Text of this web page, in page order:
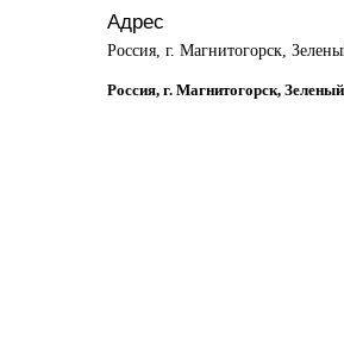
Адрес
Россия, г. Магнитогорск,
Россия, г. Магнитогорск,